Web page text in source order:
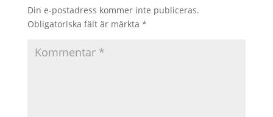
Din e-postadress kommer inte publiceras.
Obligatoriska fält är märkta *